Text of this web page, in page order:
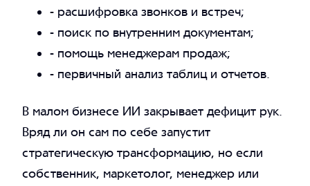
- расшифровка звонков и встреч;
- поиск по внутренним документам;
- помощь менеджерам продаж;
- первичный анализ таблиц и отчетов.
В малом бизнесе ИИ закрывает дефицит рук.
Вряд ли он сам по себе запустит
стратегическую трансформацию, но если
собственник, маркетолог, менеджер или